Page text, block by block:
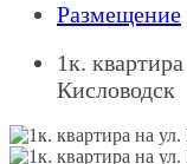
Размещение
1к.
Кисловодск